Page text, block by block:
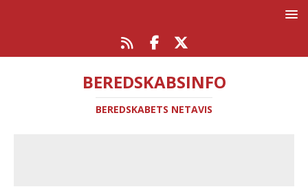
BEREDSKABSINFO
BEREDSKABETS NETAVIS